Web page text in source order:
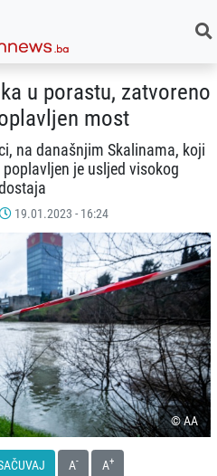
u porastu, zatvoreno
most
na današnjim Skalinama, koji
je usljed visokog
19.01.2023 - 16:24
© AA
A- A+